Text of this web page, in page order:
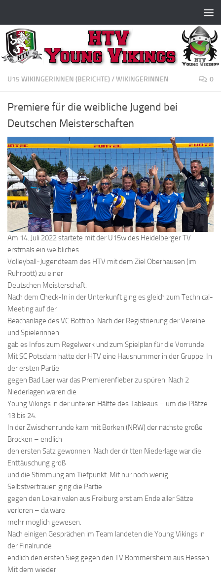
U15 WIKINGERINNEN (BERICHTE)/WIKINGERINNEN 0
Premiere für die weibliche Jugend bei
Deutschen Meisterschaften
Am 14. Juli 2022 startete mit der U15w des Heidelberger TV
erstmals ein weibliches
Volleyball-Jugendteam des HTV mit dem Ziel Oberhausen (im
Ruhrpott) zu einer
Deutschen Meisterschaft.
Nach dem Check-In in der Unterkunft ging es gleich zum Technical-
Meeting auf der
Beachanlage des VC Bottrop. Nach der Registrierung der Vereine
und Spielerinnen
gab es Infos zum Regelwerk und zum Spielplan für die Vorrunde.
Mit SC Potsdam hatte der HTV eine Hausnummer in der Gruppe. In
der ersten Partie
gegen Bad Laer war das Premierenfieber zu spüren. Nach 2
Niederlagen waren die
Young Vikings in der unteren Hälfte des Tableaus – um die Plätze
13 bis 24.
In der Zwischenrunde kam mit Borken (NRW) der nächste große
Brocken – endlich
den ersten Satz gewonnen. Nach der dritten Niederlage war die
Enttäuschung groß
und die Stimmung am Tiefpunkt. Mit nur noch wenig
Selbstvertrauen ging die Partie
gegen den Lokalrivalen aus Freiburg erst am Ende aller Sätze
verloren – da wäre
mehr möglich gewesen.
Nach einigen Gesprächen im Team landeten die Young Vikings in
der Finalrunde
endlich den ersten Sieg gegen den TV Bommersheim aus Hessen.
Mit dem wieder